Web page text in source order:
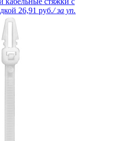
26,91 руб./ за уп.